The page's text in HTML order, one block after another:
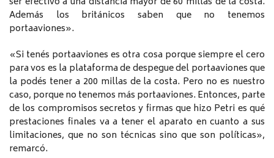
Además los británicos saben que no tenemos
portaaviones».
«Si tenés portaaviones es otra cosa porque siempre el cero
para vos es la plataforma de despegue del portaaviones que
la podés tener a 200 millas de la costa. Pero no es nuestro
caso, porque no tenemos más portaaviones. Entonces, parte
de los compromisos secretos y firmas que hizo Petri es qué
prestaciones finales va a tener el aparato en cuanto a sus
limitaciones, que no son técnicas sino que son políticas»,
remarcó.